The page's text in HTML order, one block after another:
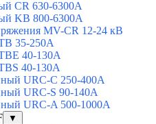
CR 630-6300А
KB 800-6300А
MV-CR 12-24 кВ
35-250A
40-130A
40-130A
URC-C 250-400A
URC-S 90-140A
URC-A 500-1000A
▼